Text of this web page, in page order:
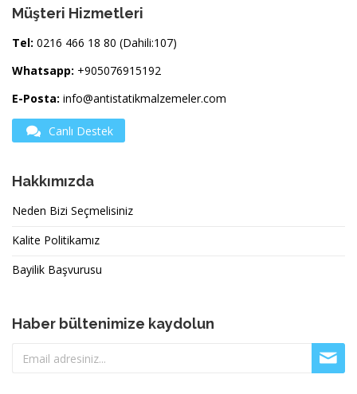
Müşteri Hizmetleri
Tel: 0216 466 18 80 (Dahili:107)
Whatsapp: +905076915192
E-Posta: info@antistatikmalzemeler.com
Canlı Destek
Hakkımızda
Neden Bizi Seçmelisiniz
Kalite Politikamız
Bayilik Başvurusu
Haber bültenimize kaydolun